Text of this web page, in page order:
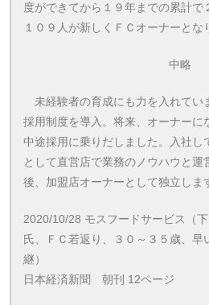
度ができてから１９年までの累計で
１０９人が新しくＦＣオーナーとな
中略
未経験者の育成にも力を入れてい
採用制度を導入。将来、オーナーに
中途採用に乗りだしました。入社し
として直営店で業務のノウハウと運
後、加盟店オーナーとして独立しま
2020/10/28 モスフードサービス（
氏、ＦＣ若返り、３０～３５歳、早
継）
日本経済新聞 朝刊 12ページ